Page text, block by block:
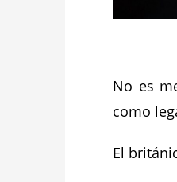
No es
como
El